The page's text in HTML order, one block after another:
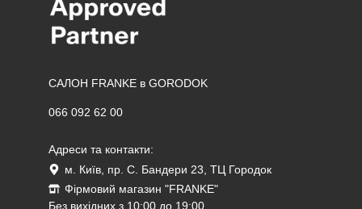
САЛОН FRANKE в GORODOK
066 092 62 00
Адреси та контакти:
м. Київ, пр. С. Бандери 23, ТЦ Городок
Фірмовий магазин "FRANKE"
Без вихідних з 10:00 до 19:00